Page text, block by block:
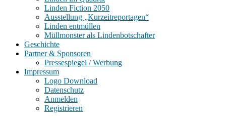
Linden Fiction 2050
Ausstellung „Kurzeitreportagen“
Linden entmüllen
Müllmonster als Lindenbotschafter
Geschichte
Partner & Sponsoren
Pressespiegel / Werbung
Impressum
Logo Download
Datenschutz
Anmelden
Registrieren